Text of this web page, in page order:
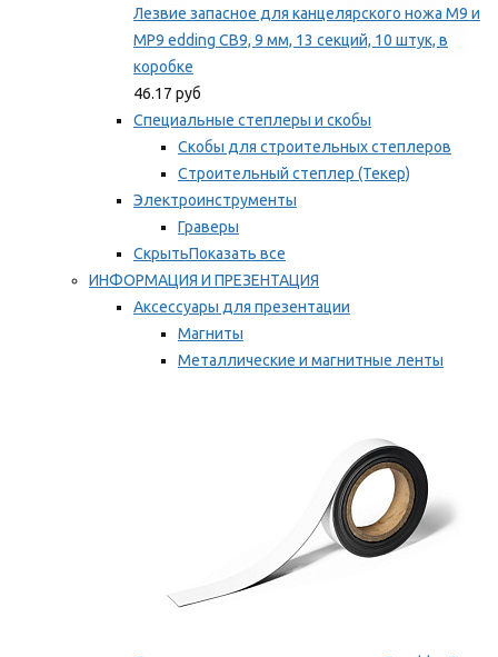
Лезвие запасное для канцелярского ножа M9 и
MP9 edding CB9, 9 мм, 13 секций, 10 штук, в
коробке
46.17 руб
Специальные степлеры и скобы
Скобы для строительных степлеров
Строительный степлер (Текер)
Электроинструменты
Граверы
СкрытьПоказать все
ИНФОРМАЦИЯ И ПРЕЗЕНТАЦИЯ
Аксессуары для презентации
Магниты
Металлические и магнитные ленты